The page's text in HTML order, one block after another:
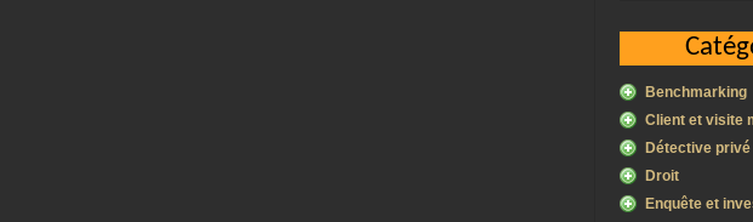
Benchmarking
Client et visite
Détective privé
Droit
Enquête et